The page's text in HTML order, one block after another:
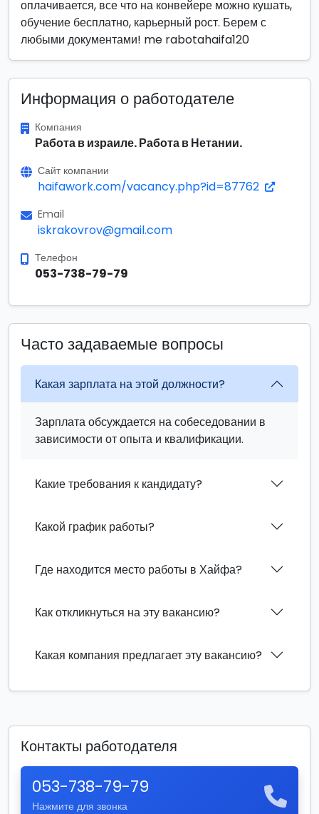
оплачивается, все что на конвейере можно кушать,
обучение бесплатно, карьерный рост. Берем с
любыми документами! me rabotahaifa120
Информация о работодателе
Компания
Работа в израиле. Работа в Нетании.
Сайт компании
haifawork.com/vacancy.php?id=87762
Email
iskrakovrov@gmail.com
Телефон
053-738-79-79
Часто задаваемые вопросы
Какая зарплата на этой должности?
Зарплата обсуждается на собеседовании в
зависимости от опыта и квалификации.
Какие требования к кандидату?
Какой график работы?
Где находится место работы в Хайфа?
Как откликнуться на эту вакансию?
Какая компания предлагает эту вакансию?
Контакты работодателя
053-738-79-79
Нажмите для звонка